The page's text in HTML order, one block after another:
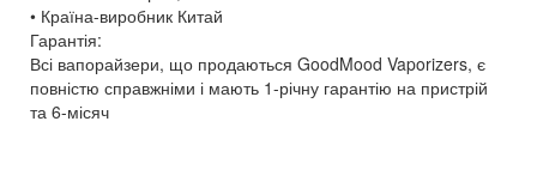
• Країна-виробник Китай
Гарантія:
Всі вапорайзери, що продаються GoodMood Vaporizers, є
повністю справжніми і мають 1-річну гарантію на пристрій
та 6-місяч